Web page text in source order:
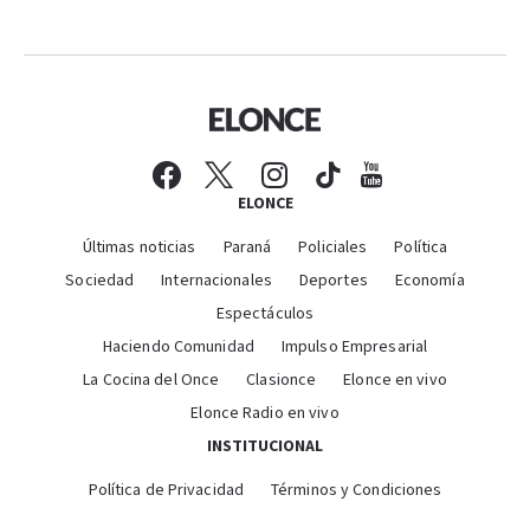
ELONCE
Últimas noticias Paraná Policiales
Política
Sociedad
Internacionales Deportes
Economía
Espectáculos
Haciendo Comunidad
Impulso Empresarial
La Cocina del Once
Clasionce
Elonce en vivo
Elonce Radio en vivo
INSTITUCIONAL
Política de Privacidad
Términos y Condiciones